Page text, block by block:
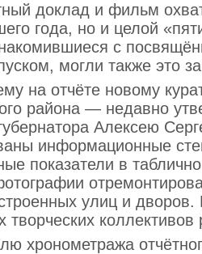
доклад и фильм
года, но и целой
с
могли также это
на отчёте новому
района — недавно
Алексею
информационные
показатели в
улиц и
творческих коллективов
хронометража